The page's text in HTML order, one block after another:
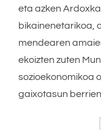
eta azken
bikainenetarikoa,
mendearen
ekoizten zuten
sozioekonomikoa
gaixotasun